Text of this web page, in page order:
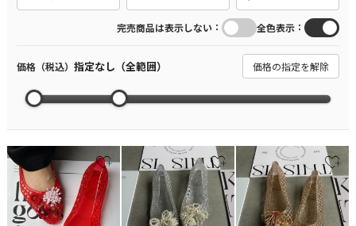
完売商品は表示しない ： 全色表示 ：
価格（税込） 指定なし（全範囲） 価格の指定を解除